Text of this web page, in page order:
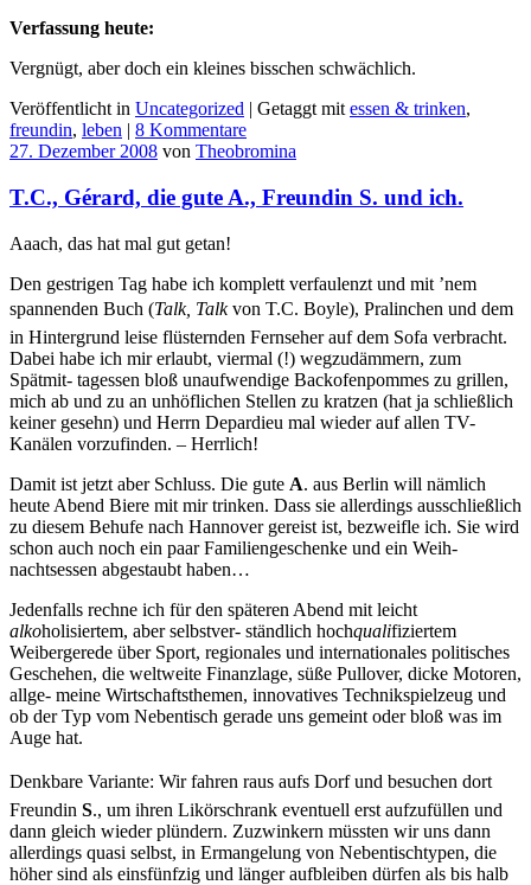
Verfassung heute:
Vergnügt, aber doch ein kleines bisschen schwächlich.
Veröffentlicht in Uncategorized | Getaggt mit essen & trinken,
freundin, leben | 8 Kommentare
27. Dezember 2008 von Theobromina
T.C., Gérard, die gute A., Freundin S. und ich.
Aaach, das hat mal gut getan!
Den gestrigen Tag habe ich komplett verfaulenzt und mit ’nem
spannenden Buch (Talk, Talkvon T.C. Boyle), Pralinchen und dem
in Hintergrund leise flüsternden Fernseher auf dem Sofa verbracht.
Dabei habe ich mir erlaubt, viermal (!) wegzudämmern, zum
Spätmit- tagessen bloß unaufwendige Backofenpommes zu grillen,
mich ab und zu an unhöflichen Stellen zu kratzen (hat ja schließlich
keiner gesehn) und Herrn Depardieu mal wieder auf allen TV-
Kanälen vorzufinden. – Herrlich!
Damit ist jetzt aber Schluss. Die gute A. aus Berlin will nämlich
heute Abend Biere mit mir trinken. Dass sie allerdings ausschließlich
zu diesem Behufe nach Hannover gereist ist, bezweifle ich. Sie wird
schon auch noch ein paar Familiengeschenke und ein Weih-
nachtsessen abgestaubt haben…
Jedenfalls rechne ich für den späteren Abend mit leicht
alkoholisiertem, aber selbstver- ständlich hochqualifiziertem
Weibergerede über Sport, regionales und internationales politisches
Geschehen, die weltweite Finanzlage, süße Pullover, dicke Motoren,
allge- meine Wirtschaftsthemen, innovatives Technikspielzeug und
ob der Typ vom Nebentisch gerade uns gemeint oder bloß was im
Auge hat.
Denkbare Variante: Wir fahren raus aufs Dorf und besuchen dort
Freundin S., um ihren Likörschrank eventuell erst aufzufüllen und
dann gleich wieder plündern. Zuzwinkern müssten wir uns dann
allerdings quasi selbst, in Ermangelung von Nebentischtypen, die
höher sind als einsfünfzig und länger aufbleiben dürfen als bis halb